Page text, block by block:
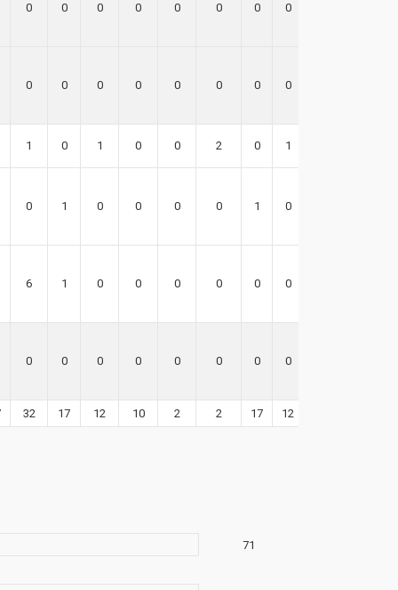
0 0 0 0 0 0 0 0
0 0 0 0 0 0 0 0
1 0 1 0 0 2 0 1
0 1 0 0 0 0 1 0
6 1 0 0 0 0 0 0
0 0 0 0 0 0 0 0
32 17 12 10 2 2 17 12
71